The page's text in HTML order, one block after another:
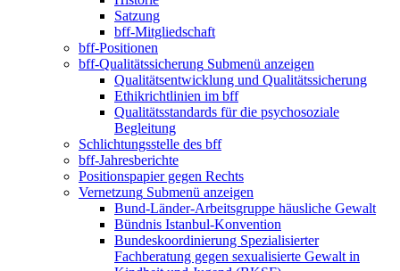
Satzung
bff-Mitgliedschaft
bff-Positionen
bff-Qualitätssicherung Submenü anzeigen
Qualitätsentwicklung und Qualitätssicherung
Ethikrichtlinien im bff
Qualitätsstandards für die psychosoziale
Begleitung
Schlichtungsstelle des bff
bff-Jahresberichte
Positionspapier gegen Rechts
Vernetzung Submenü anzeigen
Bund-Länder-Arbeitsgruppe häusliche Gewalt
Bündnis Istanbul-Konvention
Bundeskoordinierung Spezialisierter
Fachberatung gegen sexualisierte Gewalt in